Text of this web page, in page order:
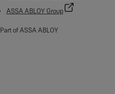
ASSA ABLOY Group
Part of ASSA ABLOY